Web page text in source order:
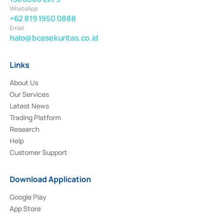
WhatsApp
+62 819 1950 0888
Email
halo@bcasekuritas.co.id
Links
About Us
Our Services
Latest News
Trading Platform
Research
Help
Customer Support
Download Application
Google Play
App Store